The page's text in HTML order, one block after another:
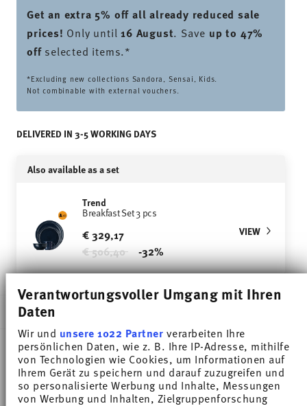
Verantwortungsvoller Umgang mit Ihren
Daten
Wir und unsere 1022 Partnerverarbeiten Ihre
persönlichen Daten, wie z. B. Ihre IP-Adresse, mithilfe
von Technologien wie Cookies, um Informationen auf
Ihrem Gerät zu speichern und darauf zuzugreifen und
so personalisierte Werbung und Inhalte, Messungen
von Werbung und Inhalten, Zielgruppenforschung
Get an extra 5% off all already reduced sale
prices! Only until16 August. Save up to 47%
offselected items.*
*Excluding new collections Sandora, Sensai, Kids.
Not combinable with external vouchers.
DELIVERED IN 3-5 WORKING DAYS
Also available as a set
Trend
Breakfast Set 3 pcs
€ 329,17
Price reduced from
€ 506,40to -32%
VIEW
DESCRIPTION
Thomas Trend Colour Deep Blue Breakfast plate -
Round - Ø 21,8 cm - h 2,3 cm, Porcelain